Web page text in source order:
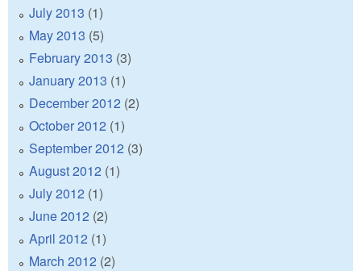
July 2013 (1)
May 2013 (5)
February 2013 (3)
January 2013 (1)
December 2012 (2)
October 2012 (1)
September 2012 (3)
August 2012 (1)
July 2012 (1)
June 2012 (2)
April 2012 (1)
March 2012 (2)